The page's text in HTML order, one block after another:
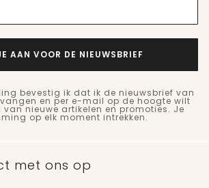
AAN VOOR DE NIEUWSBRIEF
bevestig ik dat ik de nieuwsbrief van
en per e-mail op de hoogte wilt
nieuwe artikelen en promoties. Je
op elk moment intrekken.
met ons op